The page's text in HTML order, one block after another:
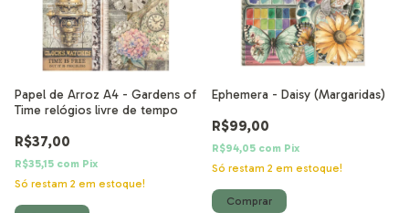
Papel de Arroz A4 - Gardens of
Time relógios livre de tempo
R$37,00
R$35,15 com Pix
Só restam 2 em estoque!
Ephemera - Daisy (Margaridas)
R$99,00
R$94,05 com Pix
Só restam 2 em estoque!